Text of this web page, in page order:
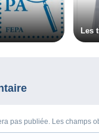
Les
pas publiée. Les champs